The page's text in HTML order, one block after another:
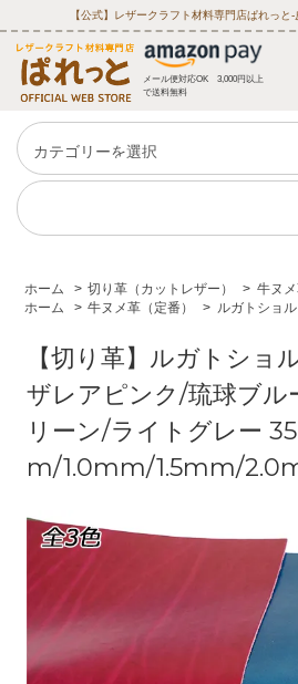
【公式】レザークラフト材料専門店ぱれっと
メール便対応OK 3,000円以上
で送料無料
ホーム > 切り革（カットレザー） > 牛ヌメ
ホーム
> 牛ヌメ革（定番） > ルガトショ
【切り革】ルガトショ
ザレアピンク/琉球ブル
リーン/ライトグレー
m/1.0mm/1.5mm/